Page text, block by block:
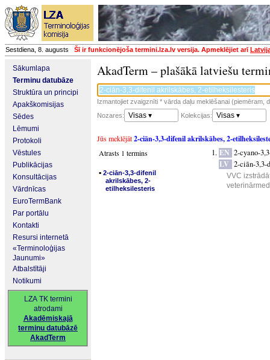
Sestdiena, 8. augusts Šī ir funkcionējoša termini.lza.lv versija. Apmeklējiet arī
Sākumlapa
Terminu datubāze
Struktūra un principi
Apakškomisijas
Sēdes
Lēmumi
Protokoli
Vēstules
Publikācijas
Konsultācijas
Vārdnīcas
EuroTermBank
Par portālu
Kontakti
Resursi internetā
«Terminoloģijas
Jaunumi»
Atbalstītāji
Notikumi
LZA TK termini
atrodami
Akadēmiskajā
terminu datubāzē
AkadTerm
AkadTerm – plašākā latviešu
Izmantojiet zvaigznīti * vārda daļu meklēšanai (piemēram,
Nozares:
Visas ▾ Kolekcijas: Visas ▾
Jūs meklējāt2-ciān-3,3-difenil akrilskābes, 2-
Atrasts 1 termins
▪ 2-ciān-3,3-difenil
akrilskābes, 2-
etilheksilesteris
EN 2-cyano-
LV 2-ciān-
VVC